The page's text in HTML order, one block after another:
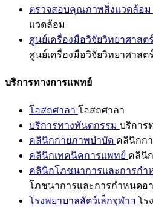
ตรวจสอบคุณภาพสิ่งแวดล้อม
แวดล้อม
ศูนย์เครื่องมือวิจัยวิทยาศาสต
ศูนย์เครื่องมือวิจัยวิทยาศาสต
บริการทางการแพทย์
โอสถศาลา โอสถศาลา
บริการทางทันตกรรม บริการ
คลินิกกายภาพบำบัด คลินิกก
คลินิกเทคนิคการแพทย์ คลินิ
คลินิกโภชนาการและการกำ
โภชนาการและการกำหนดอ
โรงพยาบาลสัตว์เล็กจุฬาฯ โร